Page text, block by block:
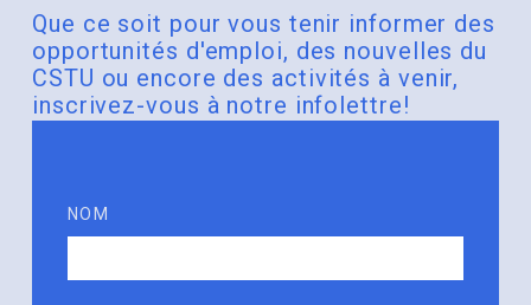
Que ce soit pour vous tenir informer des
opportunités d'emploi, des nouvelles du
CSTU ou encore des activités à venir,
inscrivez-vous à notre infolettre!
NOM